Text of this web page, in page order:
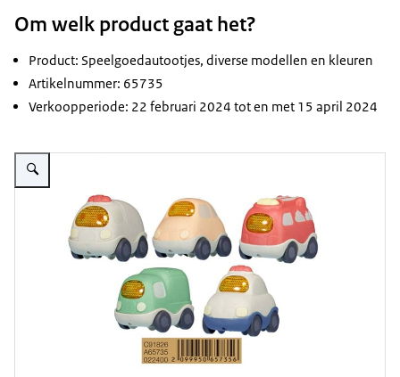
Om welk product gaat het?
Product: Speelgoedautootjes, diverse modellen en kleuren
Artikelnummer: 65735
Verkoopperiode: 22 februari 2024 tot en met 15 april 2024
Vergroot afbeelding Vijf speelgoedautootjes in verschillende kleuren